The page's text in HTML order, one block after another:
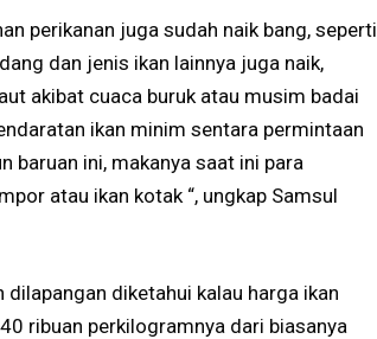
perikanan juga sudah naik bang, seperti
dan jenis ikan lainnya juga naik,
akibat cuaca buruk atau musim badai
ikan minim sentara permintaan
baruan ini, makanya saat ini para
atau ikan kotak “, ungkap Samsul
diketahui kalau harga ikan
ribuan perkilogramnya dari biasanya